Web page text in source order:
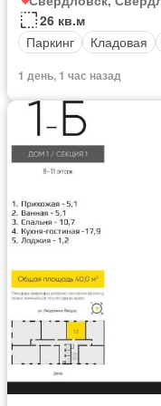
26 кв.м
Паркинг
Кладовая
1 день, 1 час назад